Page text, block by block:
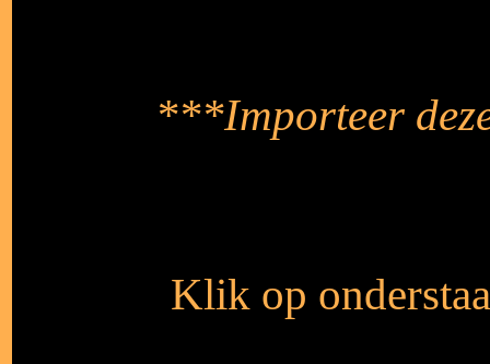
***Importeer
Klik op